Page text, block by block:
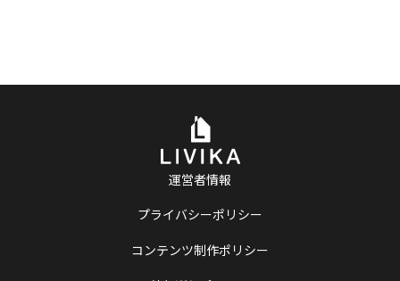
運営者情報
プライバシーポリシー
コンテンツ制作ポリシー